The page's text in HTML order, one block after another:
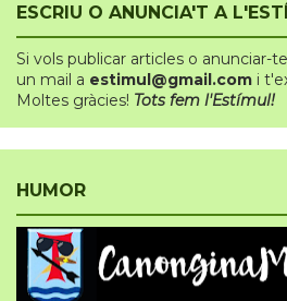
ESCRIU O ANUNCIA'T A
Si vols publicar articles o anunciar-te
un mail a estimul@gmail.com i
Moltes gràcies! Tots fem l'Estímul!
HUMOR